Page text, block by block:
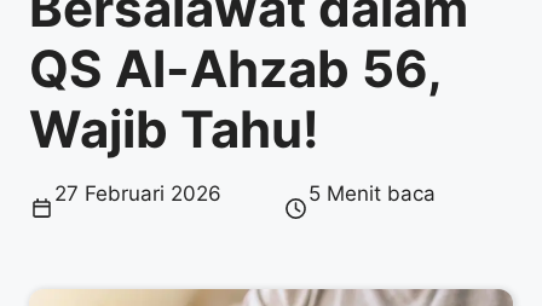
QS Al-Ahzab 56,
Wajib Tahu!
27 Februari 2026 5 Menit baca